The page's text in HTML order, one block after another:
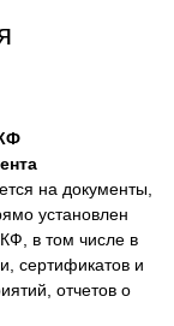
на документы,
установлен
в том числе в
сертификатов и
отчетов о